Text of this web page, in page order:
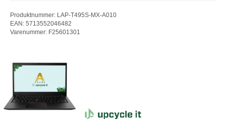
Produktnummer: LAP-T495S-MX-A010
EAN: 5713552046482
Varenummer: F25601301